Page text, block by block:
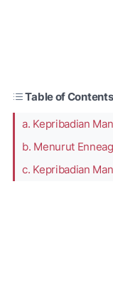
Table of Contents
a. Kepribadian
b. Menurut
c. Kepribadian